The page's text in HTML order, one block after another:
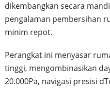
dikembangkan secara
pengalaman pembersihan
minim repot.
Perangkat ini menyasar
tinggi, mengombinasikan
20.000Pa, navigasi presisi